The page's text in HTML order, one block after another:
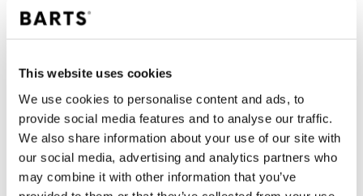
This website uses cookies
We use cookies to personalise content and ads, to
provide social media features and to analyse our traffic.
We also share information about your use of our site with
our social media, advertising and analytics partners who
may combine it with other information that you’ve
Bestellungen, die vor 12 Uhr MEZ (Montag bis
Freitag) bei uns eingehen, werden noch am selben
Tag versandt
innerhalb Deutschland
30 Tage Rückgaberecht
BESCHREIBUNG